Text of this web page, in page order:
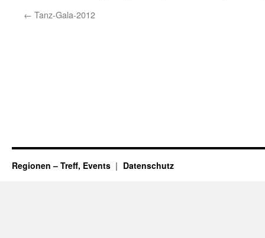
← Tanz-Gala-2012
Regionen – Treff, Events Datenschutz